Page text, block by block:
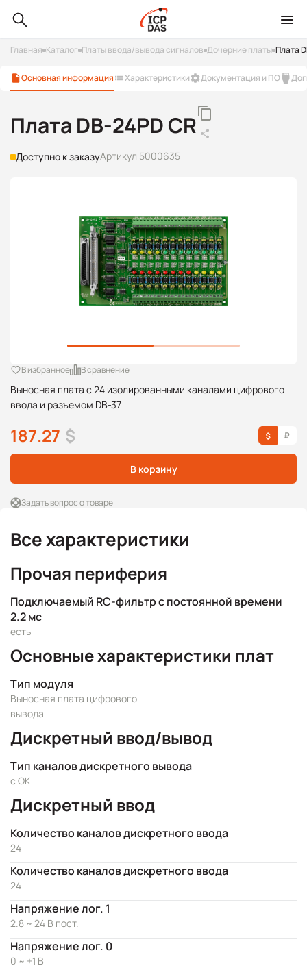
Главная Каталог Платы ввода/вывода сигналов Дочерние платы Плата
Основная информация Характеристики Документация и ПО
Плата DB-24PD CR
Доступно к заказуАртикул 5000635
Выносная плата с 24 изолированными каналами цифрового
ввода и разъемом DB-37
В избранное В сравнение
187.27 $
В корзину
Задать вопрос о товаре
Все характеристики
Прочая периферия
Подключаемый RC-фильтр с постоянной времени
2.2 мс
есть
Основные характеристики плат
Тип модуля
Выносная плата цифрового
вывода
Дискретный ввод/вывод
Тип каналов дискретного вывода
с ОК
Дискретный ввод
Количество каналов дискретного ввода
24
Количество каналов дискретного ввода
24
Напряжение лог. 1
2.8 ~ 24 В пост.
Напряжение лог. 0
0 ~ +1 В